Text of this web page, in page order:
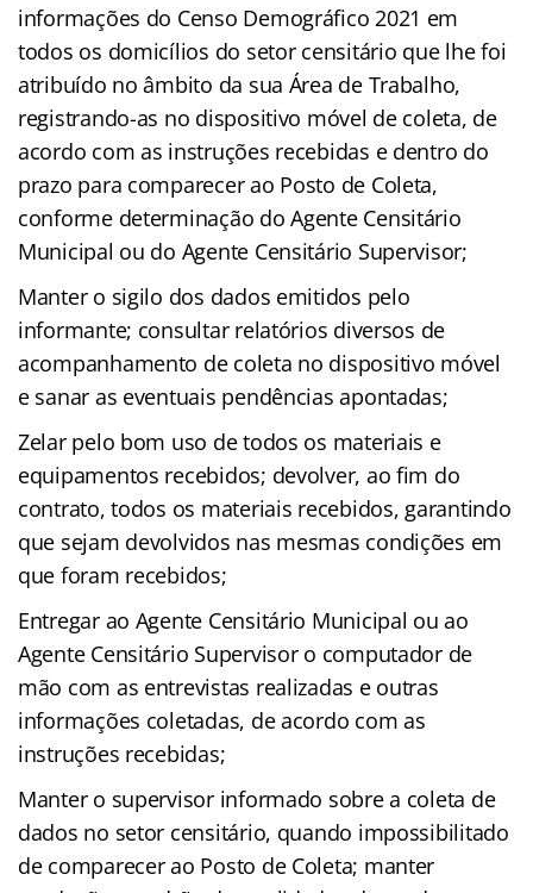
informações do Censo Demográfico 2021 em
todos os domicílios do setor censitário que lhe foi
atribuído no âmbito da sua Área de Trabalho,
registrando-as no dispositivo móvel de coleta, de
acordo com as instruções recebidas e dentro do
prazo para comparecer ao Posto de Coleta,
conforme determinação do Agente Censitário
Municipal ou do Agente Censitário Supervisor;
Manter o sigilo dos dados emitidos pelo
informante; consultar relatórios diversos de
acompanhamento de coleta no dispositivo móvel
e sanar as eventuais pendências apontadas;
Zelar pelo bom uso de todos os materiais e
equipamentos recebidos; devolver, ao fim do
contrato, todos os materiais recebidos, garantindo
que sejam devolvidos nas mesmas condições em
que foram recebidos;
Entregar ao Agente Censitário Municipal ou ao
Agente Censitário Supervisor o computador de
mão com as entrevistas realizadas e outras
informações coletadas, de acordo com as
instruções recebidas;
Manter o supervisor informado sobre a coleta de
dados no setor censitário, quando impossibilitado
de comparecer ao Posto de Coleta; manter